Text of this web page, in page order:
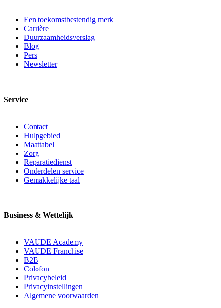
Een toekomstbestendig merk
Carrière
Duurzaamheidsverslag
Blog
Pers
Newsletter
Service
Contact
Hulpgebied
Maattabel
Zorg
Reparatiedienst
Onderdelen service
Gemakkelijke taal
Business & Wettelijk
VAUDE Academy
VAUDE Franchise
B2B
Colofon
Privacybeleid
Privacyinstellingen
Algemene voorwaarden